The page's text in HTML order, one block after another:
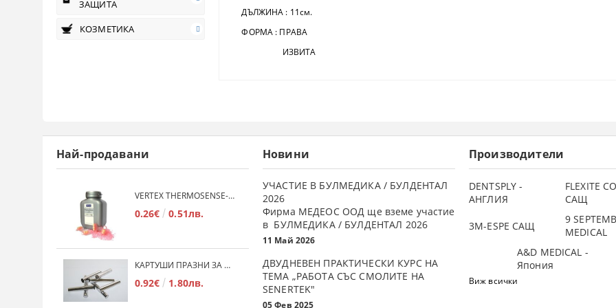
ЗАЩИТА
КОЗМЕТИКА
ДЪЛЖИНА : 11см.
ФОРМА : ПРАВА
ИЗВИТА
Най-продавани
VERTEX THERMOSENSE- ГРАНУЛАТ ЗА МЕКИ ПРОТЕЗИ
0.26€ 0.51лв.
КАРТУШИ ПРАЗНИ ЗА МЕКА ПЛАСТМАСА
0.92€ 1.80лв.
Новини
УЧАСТИЕ В БУЛМЕДИКА / БУЛДЕНТАЛ
2026
Фирма МЕДЕОС ООД ще вземе участие
в БУЛМЕДИКА / БУЛДЕНТАЛ 2026
11 Май 2026
ДВУДНЕВЕН ПРАКТИЧЕСКИ КУРС НА
ТЕМА „РАБОТА СЪС СМОЛИТЕ НА
SENERTEK"
05 Фев 2025
Производители
DENTSPLY -
АНГЛИЯ
FLEXITE
САЩ
3М-ESPE САЩ
9
MEDICAL
A&D MEDICAL -
Япония
Виж всички